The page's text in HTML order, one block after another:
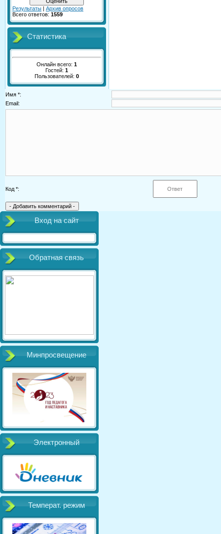
Результаты | Архив опросов
Всего ответов: 1559
Статистика
Онлайн всего: 1
Гостей: 1
Пользователей: 0
Имя *:
Email:
Код *:
Вход на сайт
Обратная связь
Минпросвещение
Электронный
Температ. режим